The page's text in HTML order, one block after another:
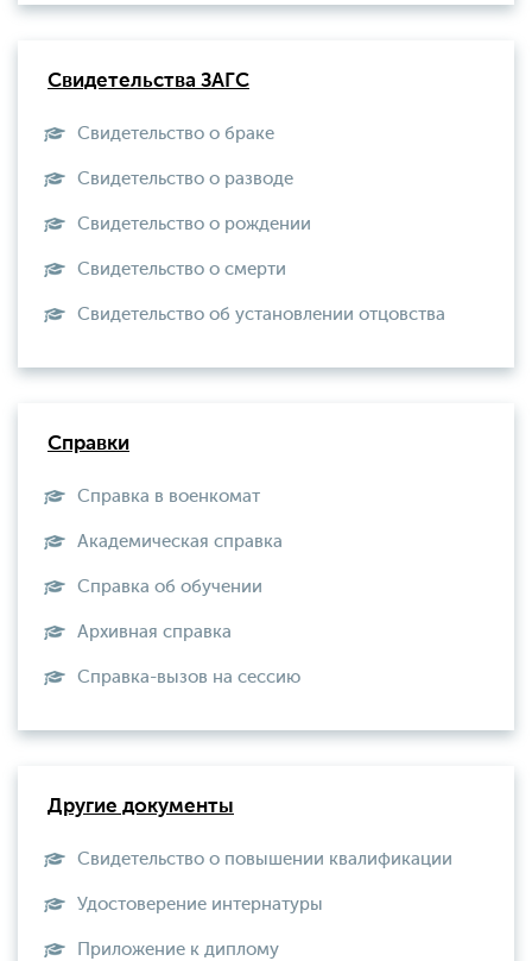
Свидетельства ЗАГС
Свидетельство о браке
Свидетельство о разводе
Свидетельство о рождении
Свидетельство о смерти
Свидетельство об установлении отцовства
Справки
Справка в военкомат
Академическая справка
Справка об обучении
Архивная справка
Справка-вызов на сессию
Другие документы
Свидетельство о повышении квалификации
Удостоверение интернатуры
Приложение к диплому